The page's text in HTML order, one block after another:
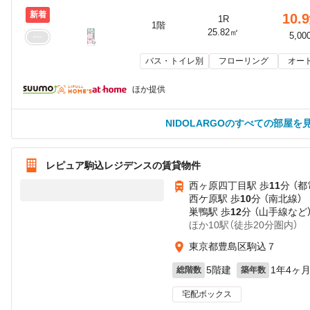
新着
1階
1R
25.82㎡
10.9
バス・トイレ別 フローリング オー
ほか提供
NIDOLARGOのすべての部屋を
レピュア駒込レジデンスの賃貸物件
西ヶ原四丁目駅 歩11分 （
西ケ原駅 歩10分 （南北線）
巣鴨駅 歩12分 （山手線など
ほか10駅（徒歩20分圏内）
東京都豊島区駒込７
総階数 5階建 築年数 1年4ヶ月
宅配ボックス